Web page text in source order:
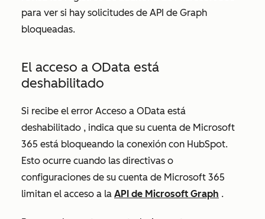
para ver si hay solicitudes de API de Graph
bloqueadas.
El acceso a OData está
deshabilitado
Si recibe el error Acceso a OData está
deshabilitado , indica que su cuenta de Microsoft
365 está bloqueando la conexión con HubSpot.
Esto ocurre cuando las directivas o
configuraciones de su cuenta de Microsoft 365
limitan el acceso a la API de Microsoft Graph .